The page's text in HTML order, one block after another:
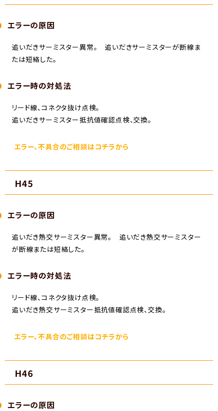
エラーの原因
追いだきサーミスター異常。 追いだきサーミスターが断線ま
たは短絡した。
エラー時の対処法
リード線、コネクタ抜け点検。
追いだきサーミスター抵抗値確認点検、交換。
エラー、不具合のご相談はコチラから
H45
エラーの原因
追いだき熱交サーミスター異常。 追いだき熱交サーミスター
が断線または短絡した。
エラー時の対処法
リード線、コネクタ抜け点検。
追いだき熱交サーミスター抵抗値確認点検、交換。
エラー、不具合のご相談はコチラから
H46
エラーの原因